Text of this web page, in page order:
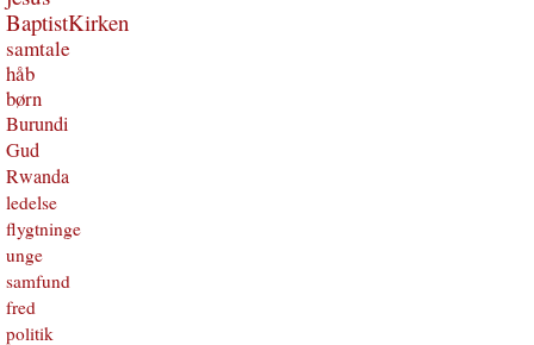
BaptistKirken
samtale
håb
børn
Burundi
Gud
Rwanda
ledelse
flygtninge
unge
samfund
fred
politik